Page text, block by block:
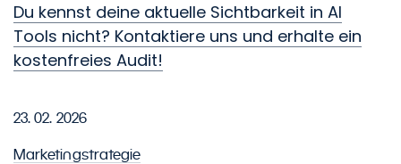
Du kennst deine aktuelle Sichtbarkeit in AI
Tools nicht? Kontaktiere uns und erhalte ein
kostenfreies Audit!
Marketingstrategie
23. 02. 2026